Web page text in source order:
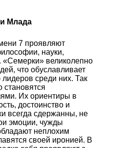
Млада
7 проявляют
науки,
«Семерки» великолепно
что обуславливает
среди них. Так
становятся
Их ориентиры в
достоинство и
всегда сдержанны, не
эмоции, чужды
неплохим
своей иронией. В